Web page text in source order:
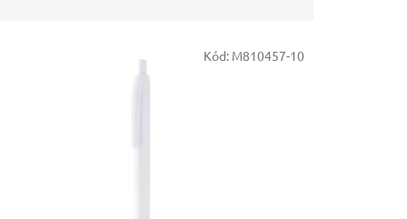
Kód: M810457-10